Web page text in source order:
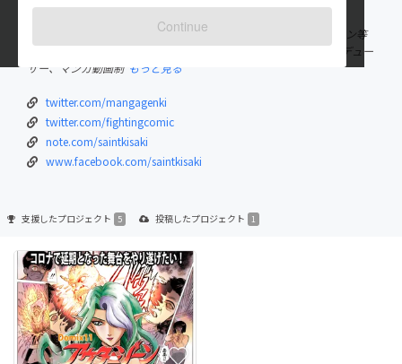
Continue
出身国：日本 出身地：兵庫県
Manga Artists 週刊少年ジャンプ、SUPERJUMP、月刊アフタヌーン等
に描いてきた漫画家です。 モーションコミックLIVE・Domixプロデュー
サー、マンガ動画制 もっと見る
twitter.com/mangagenki
twitter.com/fightingcomic
note.com/saintkisaki
www.facebook.com/saintkisaki
支援したプロジェクト 5 投稿したプロジェクト 1